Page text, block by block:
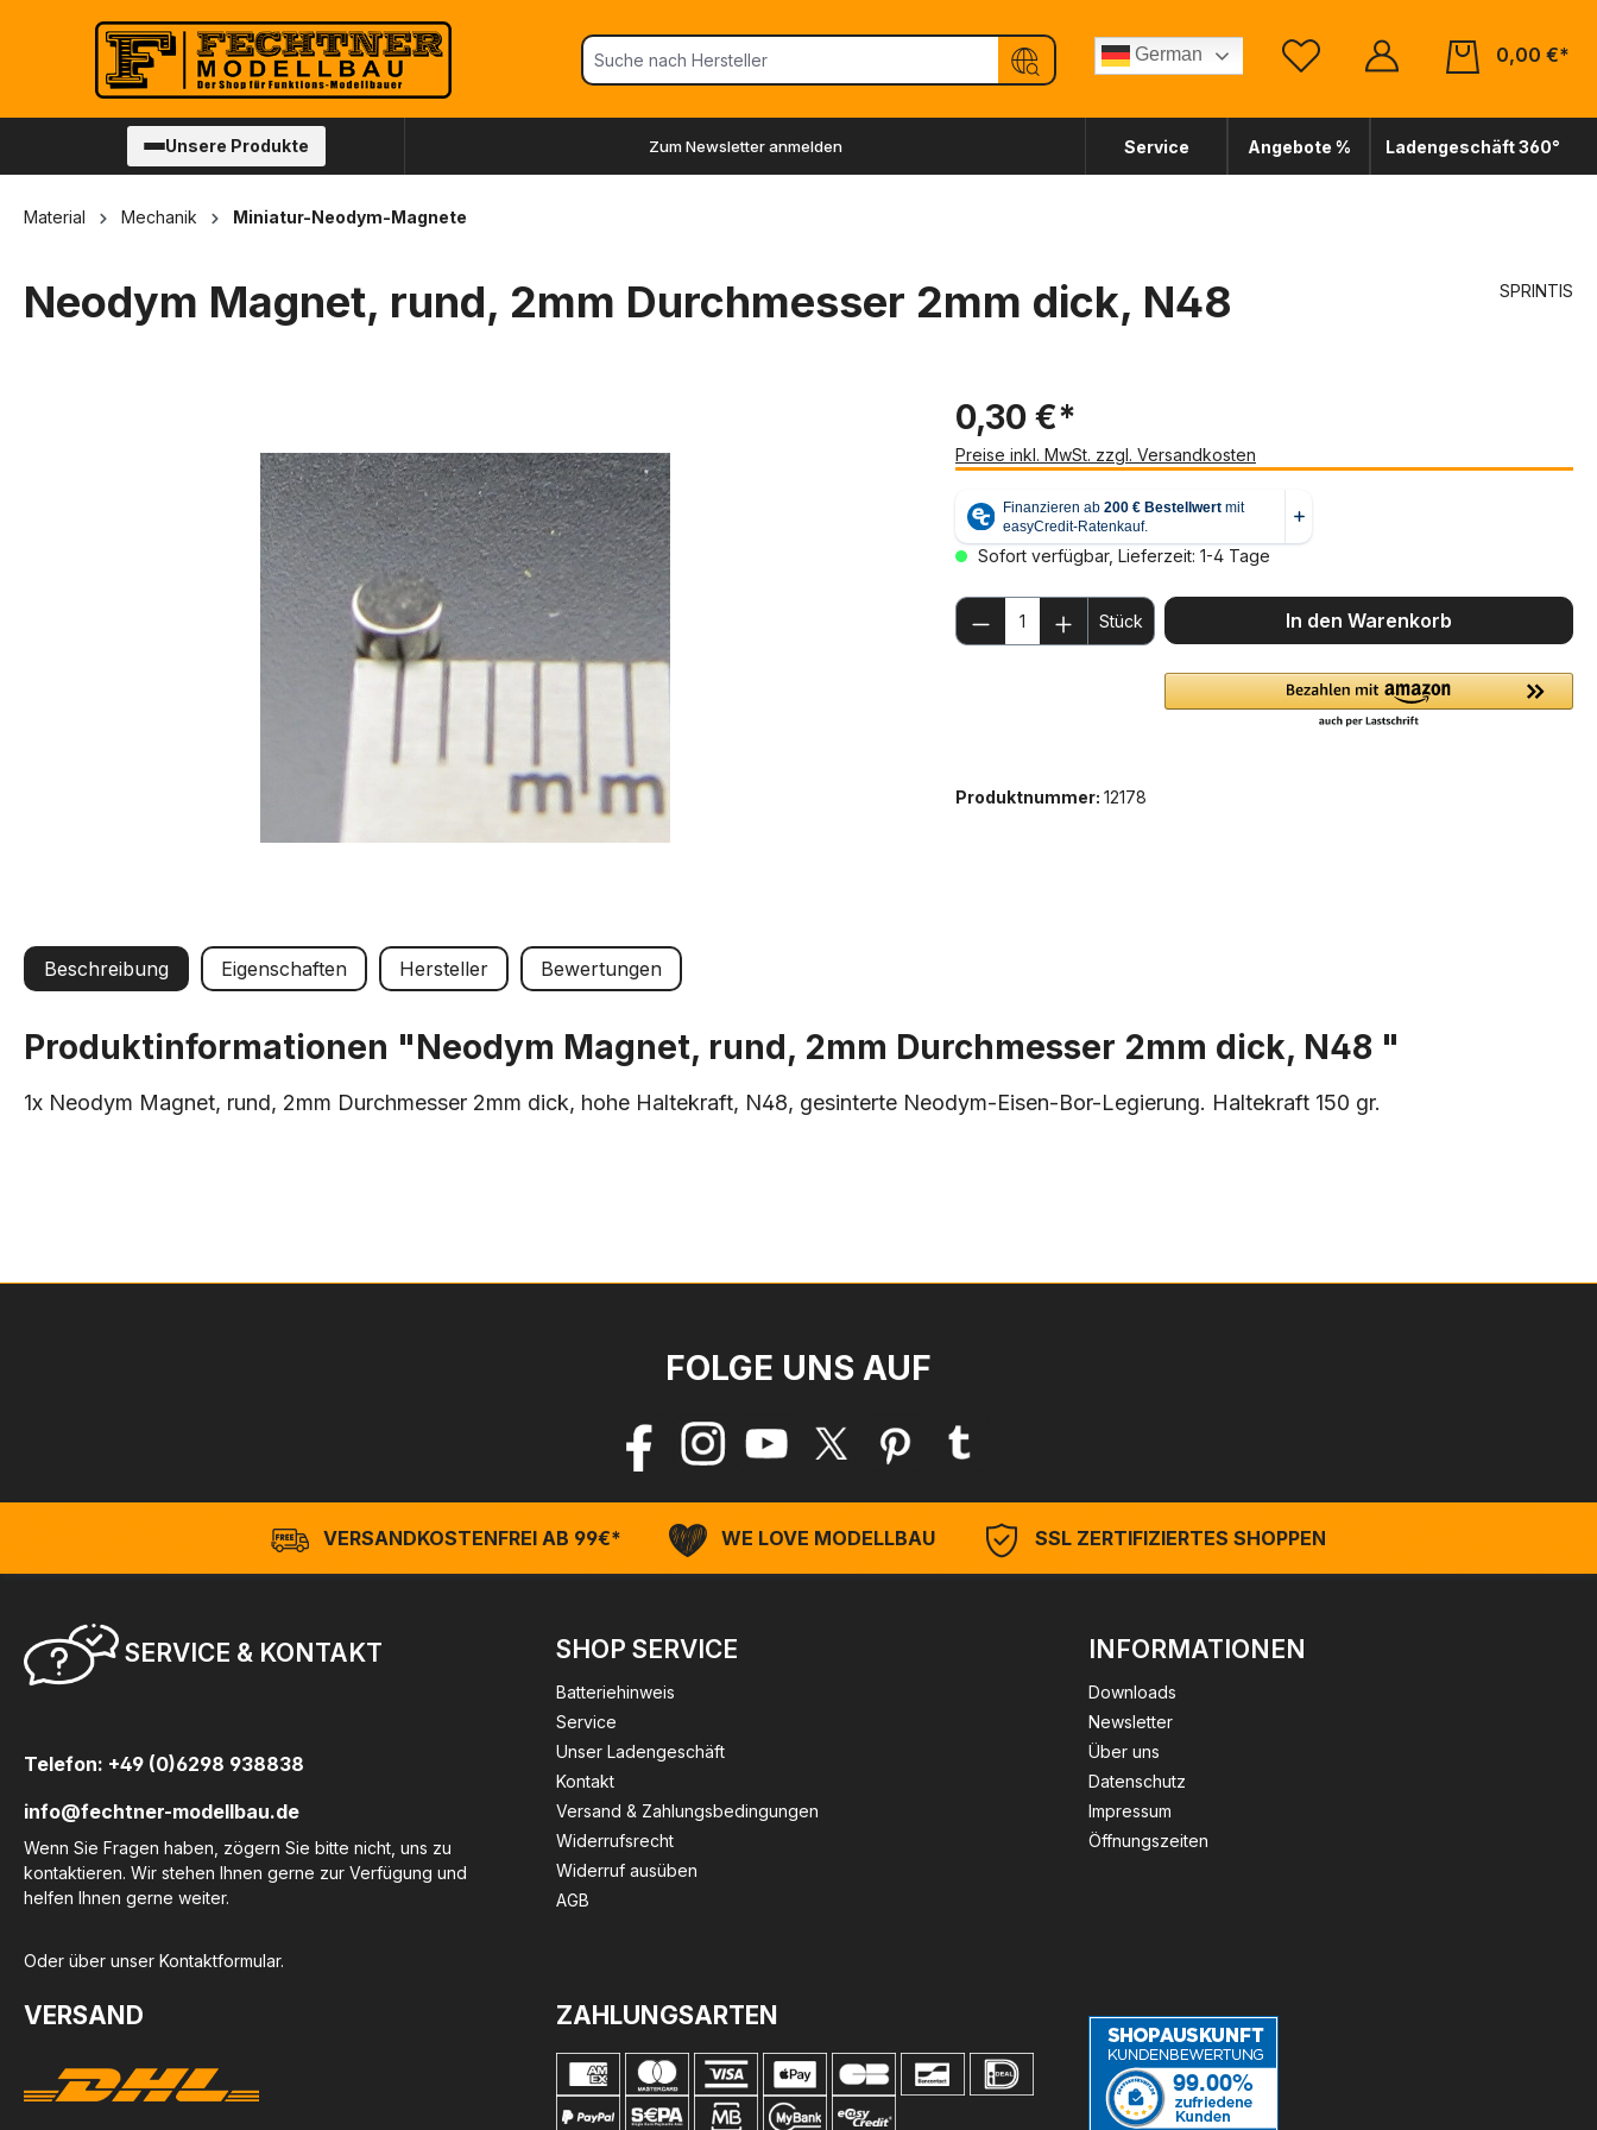
Zur Hauptnavigation springen
German
0,00 €*
Unsere Produkte Zum Newsletter anmelden Service Angebote % Ladengeschäft 360°
Material Mechanik Miniatur-Neodym-Magnete
Neodym Magnet, rund, 2mm Durchmesser 2mm dick, N48 SPRINTIS
0,30 €*
Preise inkl. MwSt. zzgl. Versandkosten
Sofort verfügbar, Lieferzeit: 1-4 Tage
Produkt Anzahl: Gib den gewünschten Wert
Stück In den Warenkorb
Produktnummer: 12178
Beschreibung Eigenschaften Hersteller Bewertungen
Produktinformationen "Neodym Magnet, rund, 2mm Durchmesser 2mm dick, N48 "
1x Neodym Magnet, rund, 2mm Durchmesser 2mm dick, hohe Haltekraft, N48, gesinterte Neodym-Eisen-Bor-Legierung. Haltekraft 150 gr.
FOLGE UNS AUF
VERSANDKOSTENFREI AB 99€* WE LOVE MODELLBAU SSL ZERTIFIZIERTES SHOPPEN
SERVICE & KONTAKT
Telefon: +49 (0)6298 938838
info@fechtner-modellbau.de
Wenn Sie Fragen haben, zögern Sie bitte nicht, uns zu
kontaktieren. Wir stehen Ihnen gerne zur Verfügung und
helfen Ihnen gerne weiter.
Oder über unser Kontaktformular.
SHOP SERVICE
Batteriehinweis
Service
Unser Ladengeschäft
Kontakt
Versand & Zahlungsbedingungen
Widerrufsrecht
Widerruf ausüben
AGB
INFORMATIONEN
Downloads
Newsletter
Über uns
Datenschutz
Impressum
Öffnungszeiten
VERSAND ZAHLUNGSARTEN